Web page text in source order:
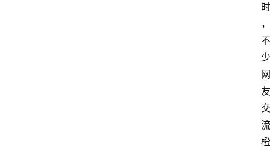
时
，
不
少
网
友
交
流
橙